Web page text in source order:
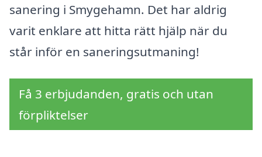
sanering i Smygehamn. Det har aldrig
varit enklare att hitta rätt hjälp när du
står inför en saneringsutmaning!
Få 3 erbjudanden, gratis och utan
förpliktelser